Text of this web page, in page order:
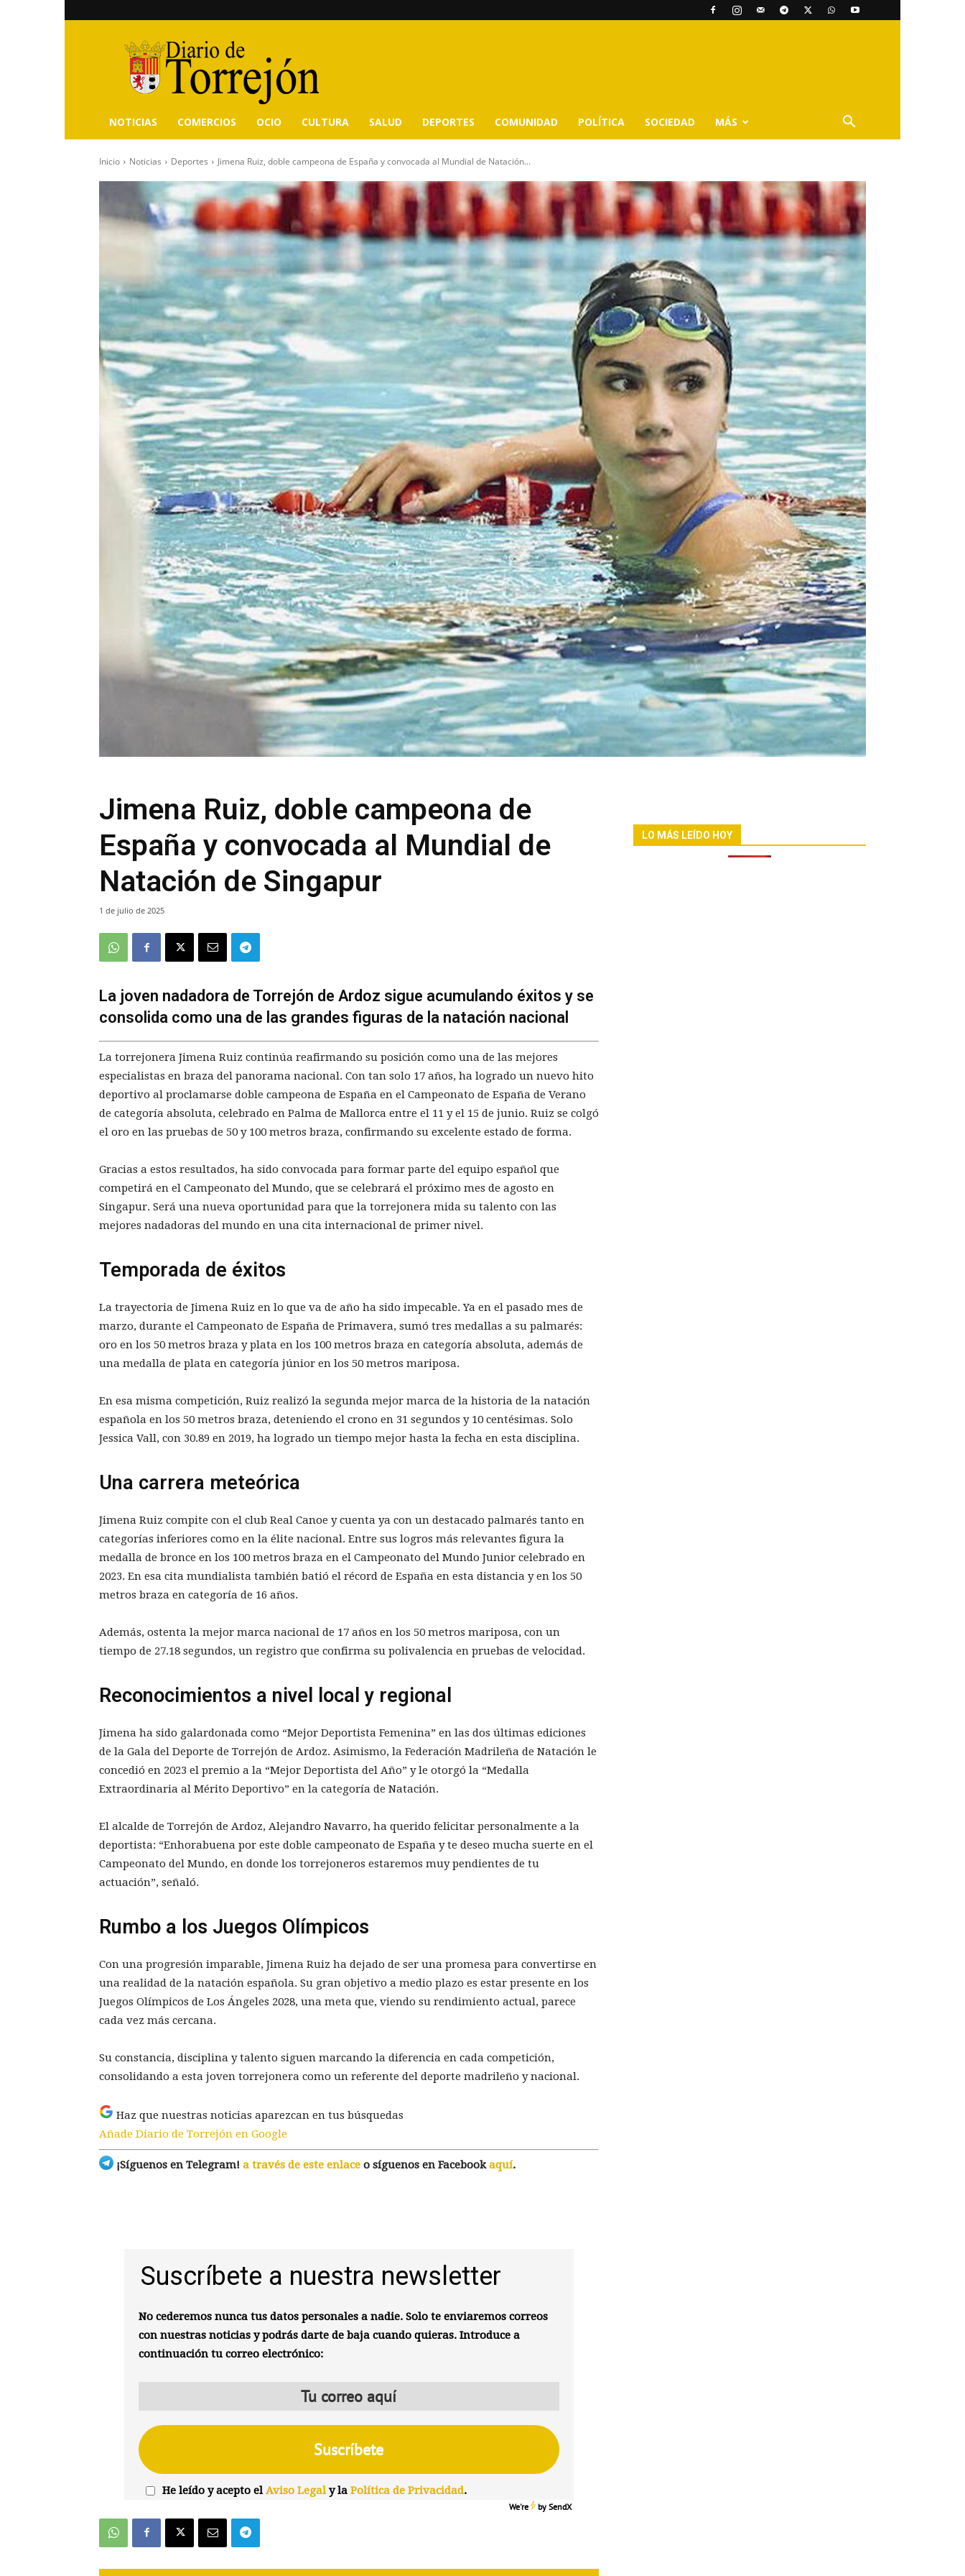
Diario
de
Torrejón
NOTICIAS COMERCIOS OCIO CULTURA SALUD DEPORTES COMUNIDAD POLÍTICA SOCIEDAD MÁS
Inicio Noticias Deportes Jimena Ruiz, doble campeona de España y convocada al Mundial de Natación...
Jimena Ruiz, doble campeona de
España y convocada al Mundial de
Natación de Singapur
1 de julio de 2025
La joven nadadora de Torrejón de Ardoz sigue acumulando éxitos y se
consolida como una de las grandes figuras de la natación nacional
La torrejonera Jimena Ruiz continúa reafirmando su posición como una de las mejores
especialistas en braza del panorama nacional. Con tan solo 17 años, ha logrado un nuevo hito
deportivo al proclamarse doble campeona de España en el Campeonato de España de Verano
de categoría absoluta, celebrado en Palma de Mallorca entre el 11 y el 15 de junio. Ruiz se colgó
el oro en las pruebas de 50 y 100 metros braza, confirmando su excelente estado de forma.
Gracias a estos resultados, ha sido convocada para formar parte del equipo español que
competirá en el Campeonato del Mundo, que se celebrará el próximo mes de agosto en
Singapur. Será una nueva oportunidad para que la torrejonera mida su talento con las
mejores nadadoras del mundo en una cita internacional de primer nivel.
Temporada de éxitos
La trayectoria de Jimena Ruiz en lo que va de año ha sido impecable. Ya en el pasado mes de
marzo, durante el Campeonato de España de Primavera, sumó tres medallas a su palmarés:
oro en los 50 metros braza y plata en los 100 metros braza en categoría absoluta, además de
una medalla de plata en categoría júnior en los 50 metros mariposa.
En esa misma competición, Ruiz realizó la segunda mejor marca de la historia de la natación
española en los 50 metros braza, deteniendo el crono en 31 segundos y 10 centésimas. Solo
Jessica Vall, con 30.89 en 2019, ha logrado un tiempo mejor hasta la fecha en esta disciplina.
Una carrera meteórica
Jimena Ruiz compite con el club Real Canoe y cuenta ya con un destacado palmarés tanto en
categorías inferiores como en la élite nacional. Entre sus logros más relevantes figura la
medalla de bronce en los 100 metros braza en el Campeonato del Mundo Junior celebrado en
2023. En esa cita mundialista también batió el récord de España en esta distancia y en los 50
metros braza en categoría de 16 años.
Además, ostenta la mejor marca nacional de 17 años en los 50 metros mariposa, con un
tiempo de 27.18 segundos, un registro que confirma su polivalencia en pruebas de velocidad.
Reconocimientos a nivel local y regional
Jimena ha sido galardonada como “Mejor Deportista Femenina” en las dos últimas ediciones
de la Gala del Deporte de Torrejón de Ardoz. Asimismo, la Federación Madrileña de Natación le
concedió en 2023 el premio a la “Mejor Deportista del Año” y le otorgó la “Medalla
Extraordinaria al Mérito Deportivo” en la categoría de Natación.
El alcalde de Torrejón de Ardoz, Alejandro Navarro, ha querido felicitar personalmente a la
deportista: “Enhorabuena por este doble campeonato de España y te deseo mucha suerte en el
Campeonato del Mundo, en donde los torrejoneros estaremos muy pendientes de tu
actuación”, señaló.
Rumbo a los Juegos Olímpicos
Con una progresión imparable, Jimena Ruiz ha dejado de ser una promesa para convertirse en
una realidad de la natación española. Su gran objetivo a medio plazo es estar presente en los
Juegos Olímpicos de Los Ángeles 2028, una meta que, viendo su rendimiento actual, parece
cada vez más cercana.
Su constancia, disciplina y talento siguen marcando la diferencia en cada competición,
consolidando a esta joven torrejonera como un referente del deporte madrileño y nacional.
Haz que nuestras noticias aparezcan en tus búsquedas
Añade Diario de Torrejón en Google
¡Síguenos en Telegram! a través de este enlace o síguenos en Facebookaquí.
Suscríbete a nuestra newsletter
No cederemos nunca tus datos personales a nadie. Solo te enviaremos correos
con nuestras noticias y podrás darte de baja cuando quieras. Introduce a
continuación tu correo electrónico:
He leído y acepto elAviso Legaly la Política de Privacidad.
We're bySendX
LO MÁS LEÍDO HOY